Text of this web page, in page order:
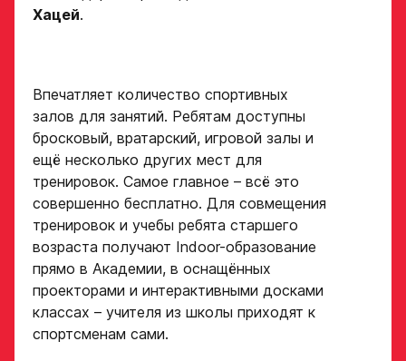
Хацей.
Впечатляет количество спортивных
залов для занятий. Ребятам доступны
бросковый, вратарский, игровой залы и
ещё несколько других мест для
тренировок. Самое главное – всё это
совершенно бесплатно. Для совмещения
тренировок и учебы ребята старшего
возраста получают Indoor-образование
прямо в Академии, в оснащённых
проекторами и интерактивными досками
классах – учителя из школы приходят к
спортсменам сами.